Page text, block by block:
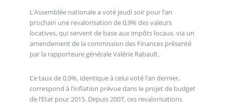
L’Assemblée nationale a voté jeudi soir pour l’an
prochain une revalorisation de 0,9% des valeurs
locatives, qui servent de base aux impôts locaux, via un
amendement de la commission des Finances présenté
par la rapporteure générale Valérie Rabault.
Ce taux de 0,9%, identique à celui voté l’an dernier,
correspond à l’inflation prévue dans le projet de budget
de l’Etat pour 2015. Depuis 2007, ces revalorisations